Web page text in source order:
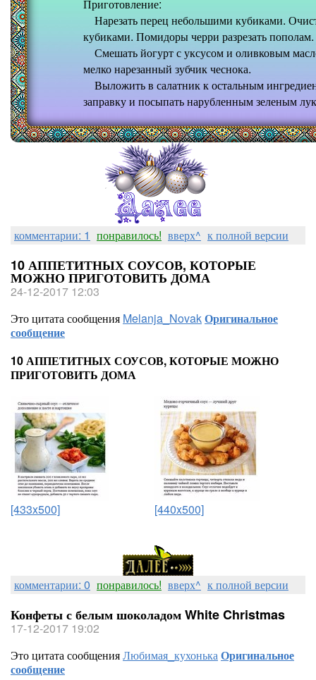
Приготовление:
Нарезать перец небольшими кубиками.
кубиками. Помидоры черри разрезать
Смешать йогурт с уксусом и оливковым
мелко нарезанный зубчик чеснока.
Выложить в салатник к остальным
заправку и посыпать нарубленным зеленым
комментарии: 1 понравилось! вверх^ к полной версии
10 АППЕТИТНЫХ СОУСОВ, КОТОРЫЕ
МОЖНО ПРИГОТОВИТЬ ДОМА
24-12-2017 12:03
Это цитата сообщения Melanja_NovakОригинальное
сообщение
10 АППЕТИТНЫХ СОУСОВ, КОТОРЫЕ МОЖНО
ПРИГОТОВИТЬ ДОМА
[433x500] [440x500]
комментарии: 0 понравилось! вверх^ к полной версии
Конфеты с белым шоколадом White Christmas
17-12-2017 19:02
Это цитата сообщенияЛюбимая_кухонькаОригинальное
сообщение